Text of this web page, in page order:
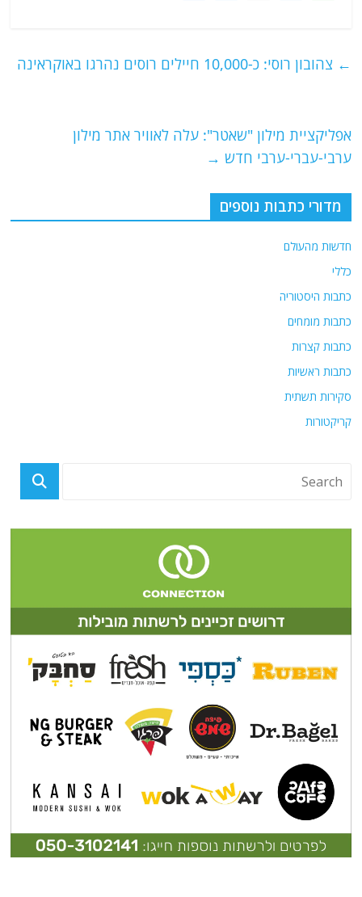
s
p
g
l
er
e
o
← צהובון רוסי: כ-10,000 חיילים רוסים נהרגו באוקראינה
אפליקציית מילון "שאטר": עלה לאוויר אתר מילון
ערבי-עברי-ערבי חדש →
מדורי כתבות נוספים
חדשות מהעולם
כללי
כתבות היסטוריה
כתבות מומחים
כתבות קצרות
כתבות ראשיות
סקירות תשתית
קריקטורות